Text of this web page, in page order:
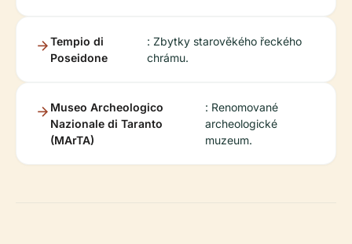
Tempio di
Poseidone
: Zbytky starověkého řeckého
chrámu.
Museo Archeologico
Nazionale di Taranto
(MArTA)
: Renomované
archeologické
muzeum.